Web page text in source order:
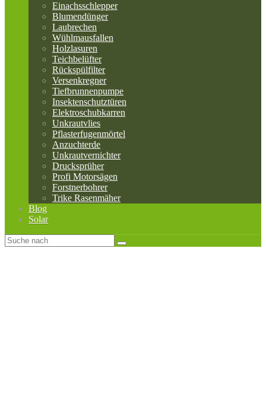
Einachsschlepper
Blumendünger
Laubrechen
Wühlmausfallen
Holzlasuren
Teichbelüfter
Rückspülfilter
Versenkregner
Tiefbrunnenpumpe
Insektenschutztüren
Elektroschubkarren
Unkrautvlies
Pflasterfugenmörtel
Anzuchterde
Unkrautvernichter
Drucksprüher
Profi Motorsägen
Forstnerbohrer
Trike Rasenmäher
Blog
Solar